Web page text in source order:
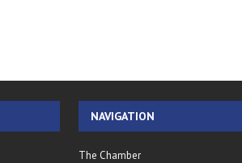
NAVIGATION
The Chamber